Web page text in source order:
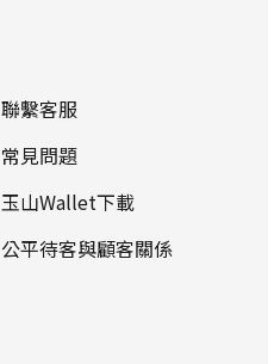
聯繫客服
常見問題
玉山Wallet下載
公平待客與顧客關係